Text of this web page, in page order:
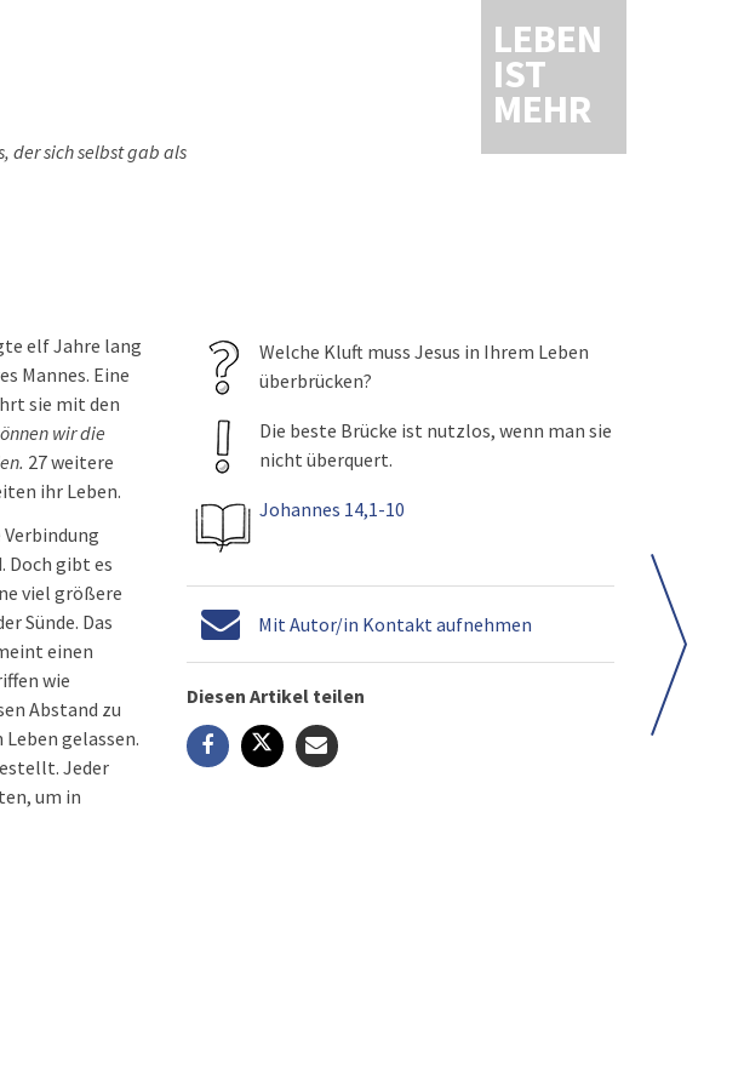
LEBEN
IST
MEHR
der sich selbst gab als
elf Jahre lang
Mannes. Eine
sie mit den
wir die
27 weitere
ihr Leben.
Verbindung
Doch gibt es
viel größere
Sünde. Das
einen
wie
Abstand zu
gelassen.
Jeder
um in
Welche Kluft muss Jesus in Ihrem Leben
überbrücken?
Die beste Brücke ist nutzlos, wenn man sie
nicht überquert.
Johannes 14,1-10
Mit Autor/in Kontakt aufnehmen
Diesen Artikel teilen